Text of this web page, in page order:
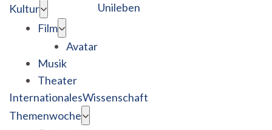
Kultur
Film
Avatar
Musik
Theater
Unileben
InternationalesWissenschaft
Themenwoche